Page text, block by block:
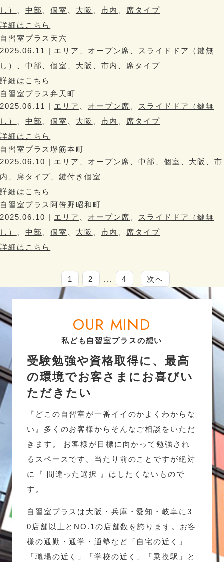
し）
中部 、個室 大阪 市内
席タイプ
詳細はこちら
自習室プラス天六
2025.06.11 | エリア オープン席
スライドドア（鍵無
し）
中部 、個室 大阪 市内
席タイプ
詳細はこちら
自習室プラス弁天町
2025.06.11 | エリア オープン席
スライドドア（鍵無
し）
中部 、個室 大阪 市内
席タイプ
詳細はこちら
自習室プラス堺筋本町
2025.06.10 | エリア オープン席 、中部 個室 大阪
市
内
席タイプ 、鍵付き個室
詳細はこちら
自習室プラス阿倍野昭和町
2025.06.10 | エリア オープン席
スライドドア（鍵無
し）
中部 、個室 大阪 市内
席タイプ
詳細はこちら
1 2 ... 4 次へ
OUR MIND
私ども自習室プラスの想い
受験勉強や資格取得に、最高
の環境でお客さまにお喜びい
ただきたい
『どこの自習室が一番イイのかよくわからな
い』多くのお客様からそんなご相談をいただ
きます。 お客様が目標に向かって勉強され
るスペースです。当たり前のことですが絶対
に『 間違った選択 』はしたくないもので
す。
自習室プラスは大阪・兵庫・愛知・岐阜に3
0店舗以上とNO.1の店舗数を誇ります。お客
様の通勤・通学・通塾など「自宅の近く」
「職場の近く」「学校の近く」「乗換駅」と